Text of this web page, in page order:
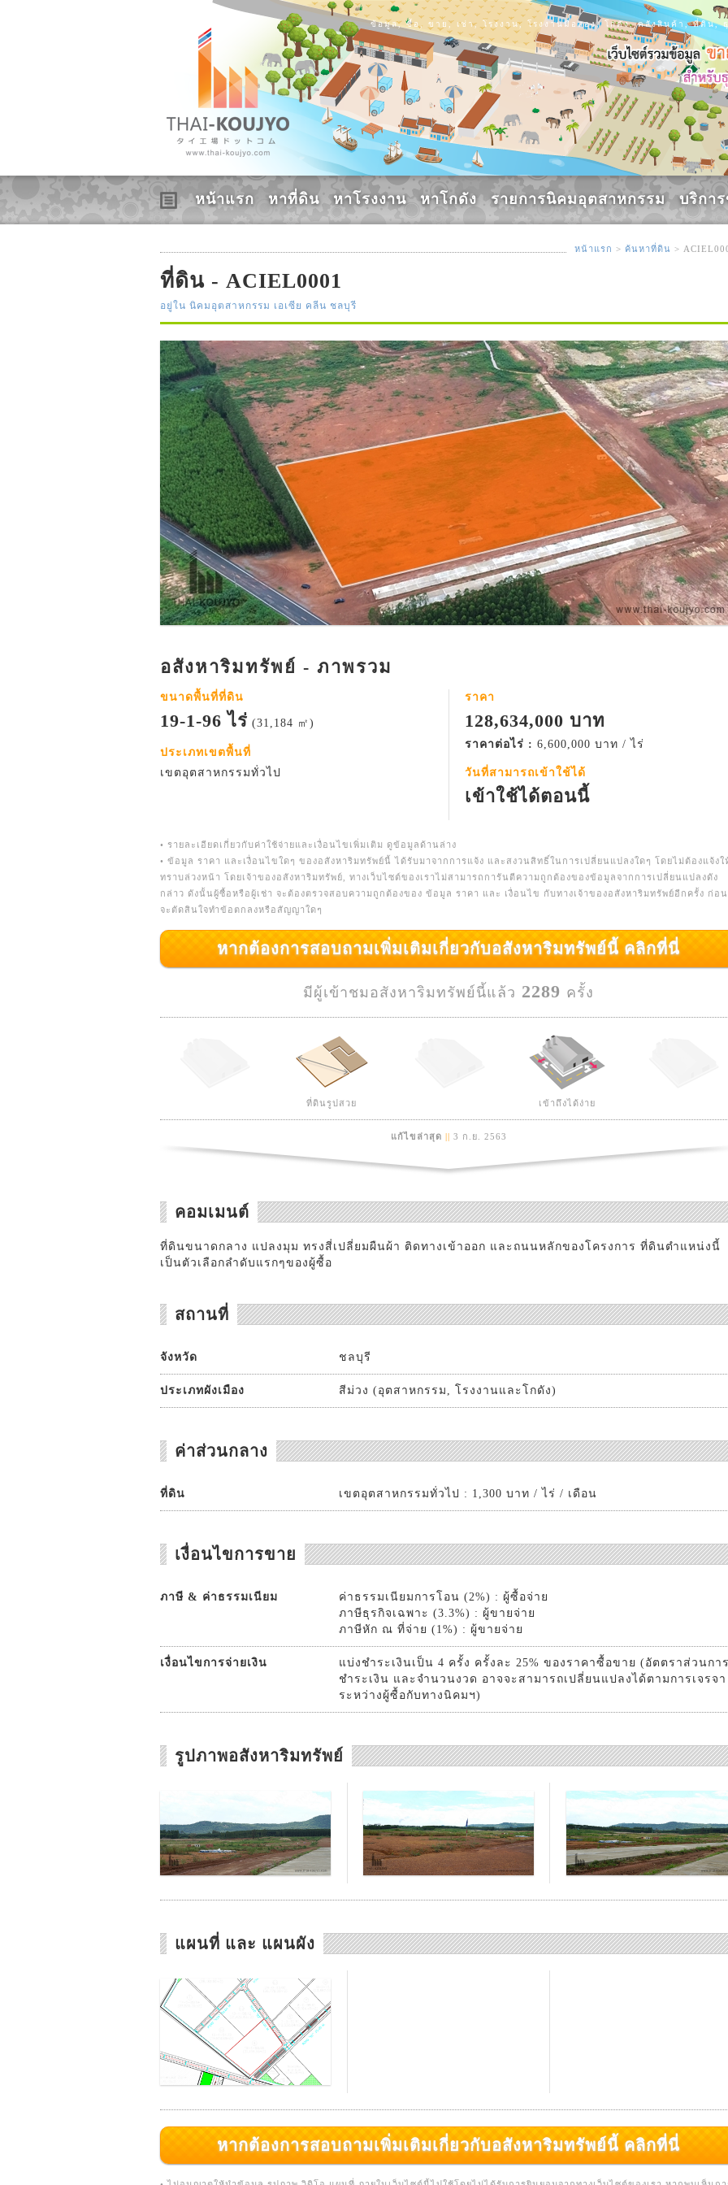
ข้อมูล, ซื้อ, ขาย, เช่า, โรงงาน, โรงงานมือสอง, โกดัง, คลังสินค้า, ที่ดิน,
หน้าแรก หาที่ดิน หาโรงงาน หาโกดัง รายการนิคมอุตสาหกรรม บริการ
หน้าแรก > ค้นหาที่ดิน >
ที่ดิน - ACIEL0001
อยู่ใน นิคมอุตสาหกรรม เอเซีย คลีน ชลบุรี
อสังหาริมทรัพย์ - ภาพรวม
ขนาดพื้นที่ที่ดิน
19-1-96 ไร่ (31,184 ㎡)
ประเภทเขตพื้นที่
เขตอุตสาหกรรมทั่วไป
ราคา
128,634,000 บาท
ราคาต่อไร่ : 6,600,000 บาท / ไร่
วันที่สามารถเข้าใช้ได้
เข้าใช้ได้ตอนนี้
• รายละเอียดเกี่ยวกับค่าใช้จ่ายและเงื่อนไขเพิ่มเติม ดูข้อมูลด้านล่าง
• ข้อมูล ราคา และเงื่อนไขใดๆ ของอสังหาริมทรัพย์นี้ ได้รับมาจากการแจ้ง และสงวนสิทธิ์ในการเปลี่ยนแปลงใดๆ โดยไม่ต้องแจ้งใ
ทราบล่วงหน้า โดยเจ้าของอสังหาริมทรัพย์, ทางเว็บไซต์ของเราไม่สามารถการันตีความถูกต้องของข้อมูลจากการเปลี่ยนแปลงดัง
กล่าว ดังนั้นผู้ซื้อหรือผู้เช่า จะต้องตรวจสอบความถูกต้องของ ข้อมูล ราคา และ เงื่อนไข กับทางเจ้าของอสังหาริมทรัพย์อีกครั้ง ก่อ
จะตัดสินใจทำข้อตกลงหรือสัญญาใดๆ
หากต้องการสอบถามเพิ่มเติมเกี่ยวกับอสังหาริมทรัพย์นี้ คลิกที่นี่
มีผู้เข้าชมอสังหาริมทรัพย์นี้แล้ว 2289 ครั้ง
ที่ดินรูปสวย เข้าถึงได้ง่าย
แก้ไขล่าสุด || 3 ก.ย. 2563
คอมเมนต์
ที่ดินขนาดกลาง แปลงมุม ทรงสี่เปลี่ยมผืนผ้า ติดทางเข้าออก และถนนหลักของโครงการ ที่ดินตำแหน่งนี้
เป็นตัวเลือกลำดับแรกๆของผู้ซื้อ
สถานที่
จังหวัด ชลบุรี
ประเภทผังเมือง สีม่วง (อุตสาหกรรม, โรงงานและโกดัง)
ค่าส่วนกลาง
ที่ดิน เขตอุตสาหกรรมทั่วไป : 1,300 บาท / ไร่ / เดือน
เงื่อนไขการขาย
ภาษี & ค่าธรรมเนียม
ค่าธรรมเนียมการโอน (2%) : ผู้ซื้อจ่าย
ภาษีธุรกิจเฉพาะ (3.3%) : ผู้ขายจ่าย
ภาษีหัก ณ ที่จ่าย (1%) : ผู้ขายจ่าย
เงื่อนไขการจ่ายเงิน
แบ่งชำระเงินเป็น 4 ครั้ง ครั้งละ 25% ของราคาซื้อขาย (อัตตราส่วนกา
ชำระเงิน และจำนวนงวด อาจจะสามารถเปลี่ยนแปลงได้ตามการเจรจา
ระหว่างผู้ซื้อกับทางนิคมฯ)
รูปภาพอสังหาริมทรัพย์
แผนที่ และ แผนผัง
หากต้องการสอบถามเพิ่มเติมเกี่ยวกับอสังหาริมทรัพย์นี้ คลิกที่นี่